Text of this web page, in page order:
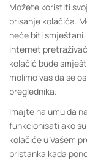
Možete koristiti
brisanje kolačića.
neće biti
internet
kolačić bude
molimo vas da se
preglednika.
Imajte na umu da
funkcionisati ako
kolačiće u Vašem
pristanka kada